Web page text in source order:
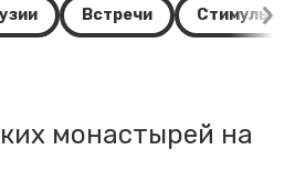
Встречи Стимулы
монастырей на